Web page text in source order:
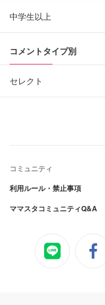
中学生以上
コメントタイプ別
セレクト
コミュニティ
利用ルール・禁止事項
ママスタコミュニティQ&A